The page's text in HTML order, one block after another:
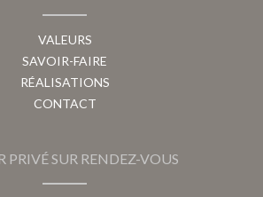
VALEURS
SAVOIR-FAIRE
RÉALISATIONS
CONTACT
PRIVÉ SUR RENDEZ-VOUS